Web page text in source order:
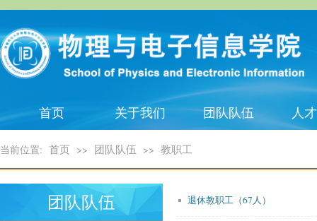
首页 关于我们 团队队伍 人
当前位置: 首页 >> 团队队伍 >> 教职工
团队队伍 退休教职工（67人）